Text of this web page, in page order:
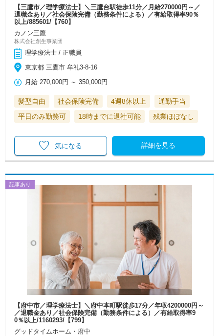
【三鷹市／理学療法士】＼三鷹台駅徒歩11分／月給270000円～／
退職金あり／社会保険完備（勤務条件による）／有給取得率90％
以上/885601/【760】
カノン三鷹
株式会社創生事業団
理学療法士 / 正職員
東京都 三鷹市 牟礼3-8-16
月給 270,000円 ～350,000円
髪型自由 社会保険完備 4週8休以上
通勤手当
平日のみ勤務可
18時までに退社可能 残業ほぼなし
詳細を見る
気になる
記事あり
【府中市／理学療法士】＼府中本町駅徒歩17分／年収4200000円～
／退職金あり／社会保険完備（勤務条件による）／有給取得率9
0％以上/1160293/【799】
グッドタイムホーム・府中